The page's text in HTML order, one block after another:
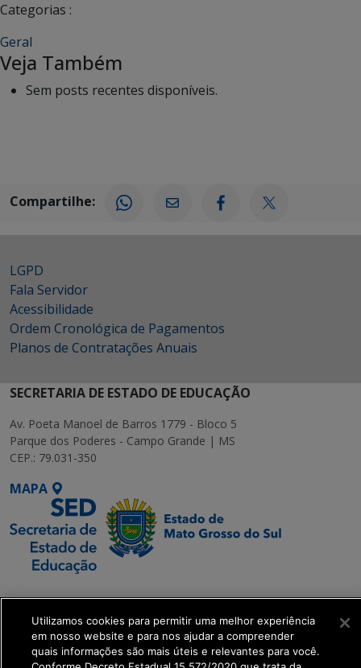
Categorias :
Geral
Veja Também
Sem posts recentes disponíveis.
Compartilhe:
LGPD
Fala Servidor
Acessibilidade
Ordem Cronológica de Pagamentos
Planos de Contratações Anuais
SECRETARIA DE ESTADO DE EDUCAÇÃO
Av. Poeta Manoel de Barros 1779 - Bloco 5
Parque dos Poderes - Campo Grande | MS
CEP.: 79.031-350
MAPA
SETDIG | Secretaria-
Executiva de
Transformação Digital
Utilizamos cookies para permitir uma melhor experiência
em nosso website e para nos ajudar a compreender
quais informações são mais úteis e relevantes para você.